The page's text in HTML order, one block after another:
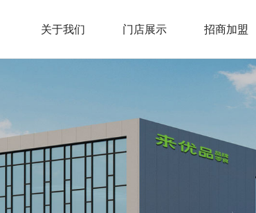
关于我们 门店展示 招商加盟